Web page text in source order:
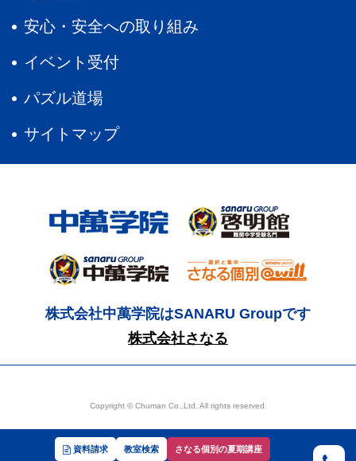
資料請求 教室検索 さなる個別の夏期講座
安心・安全への取り組み
イベント受付
パズル道場
サイトマップ
株式会社中萬学院はSANARU Groupです
株式会社さなる
Copyright © Chuman Co.,Ltd. All rights reserved.